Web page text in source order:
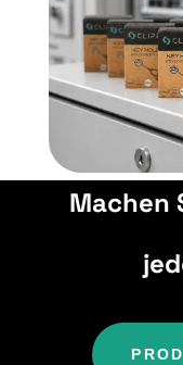
Machen